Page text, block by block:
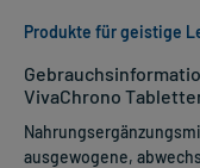
VivaChrono
ausgewogene,
Produkte für geistige